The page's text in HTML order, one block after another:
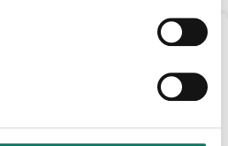
frühsommerliche Fahrten